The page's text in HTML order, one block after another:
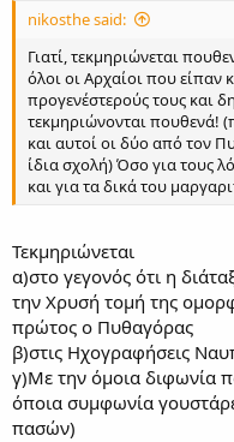
nikosthe said:
Γιατί, τεκμηριώνεται
όλοι οι Αρχαίοι που
προγενέστερούς τους και
τεκμηριώνονται πουθενά!
και αυτοί οι δύο από τον
ίδια σχολή) Όσο για τους
και για τα δικά του
Τεκμηριώνεται
α)στο γεγονός ότι η
την Χρυσή τομή της
πρώτος ο Πυθαγόρας
β)στις Ηχογραφήσεις
γ)Με την όμοια διφωνία
όποια συμφωνία
πασών)